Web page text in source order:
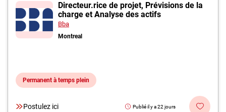
Directeur.rice de projet, Prévisions de la
charge et Analyse des actifs
Bba
Montreal
Permanent à temps plein
Postulez ici Publié il y a 22 jours